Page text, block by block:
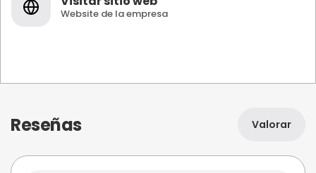
Website de la empresa
Reseñas Valorar